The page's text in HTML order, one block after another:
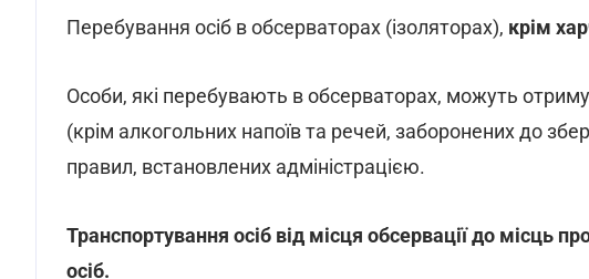
Перебування осіб в обсерваторах (ізоляторах), крім
Особи, які перебувають в обсерваторах, можуть
(крім алкогольних напоїв та речей, заборонених до
правил, встановлених адміністрацією.
Транспортування осіб від місця обсервації до місць
осіб.